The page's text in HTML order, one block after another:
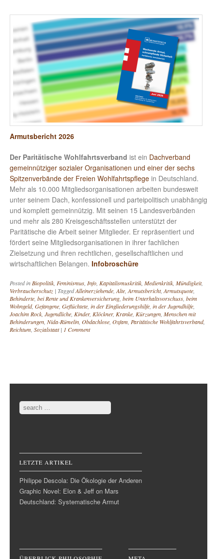
Armutsbericht 2026
Der Paritätische Wohlfahrtsverband ist ein Dachverband
gemeinnütziger sozialer Organisationen und einer der sechs
Spitzenverbände der Freien Wohlfahrtspflege in Deutschland.
Mehr als 10.000 Mitgliedsorganisationen arbeiten bundesweit
unter seinem Dach, konfessionell und parteipolitisch unabhängig
und komplett gemeinnützig. Mit seinen 15 Landesverbänden
und mehr als 280 Kreisgeschäftsstellen unterstützt der
Paritätische die Arbeit seiner Mitglieder. Er repräsentiert und
fördert seine Mitgliedsorganisationen in ihrer fachlichen
Zielsetzung und ihren rechtlichen, gesellschaftlichen und
wirtschaftlichen Belangen. Infobroschüre
Posted inBiopolitik, Feminismus, Info, Kapitalismuskritik, Medienkritik, Mündigkeit,
Verbraucherschutz | TaggedAlleinerziehende,Alte,Armutsbericht,Armutsquote,
Behinderte, bei Rente und Krankenversicherung, beim Unterhaltsvorschuss, beim
Wohngeld, Gefangene, Geflüchtete, in der Eingliederungshilfe, in der Jugendhilfe,
Joachim Rock, Jugendliche, Kinder, Klöckner, Kranke, Kürzungen, Menschen mit
Behinderungen, Nida-Rümelin, Obdachlose, Oxfam, Paritätische Wohlfahrtsverband,
Reichtum, Sozialstaat | 1 Comment
Post navigation
Search
LETZTE ARTIKEL
Philippe Descola: Die Ökologie der Anderen
Graphic Novel: Elon & Jeff on Mars
Deutschland: Systematische Armut